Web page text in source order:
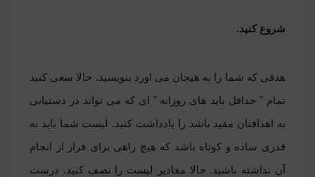
شروع کنید.
هدفی که شما را به هیجان می اورد بنویسید. حالا سعی کنید
تمام " حداقل باید های روزانه " ای که می تواند در دستیابی
به اهدافتان مفید باشد را یادداشت کنید. لیست شما باید به
قدری ساده و کوتاه باشد که هیچ راهی برای فرار از انجام
آن نداشته باشید. حالا مقادیر لیست را نصف کنید. درست